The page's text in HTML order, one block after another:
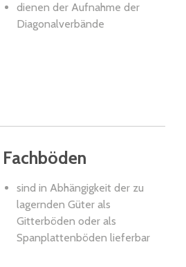
dienen der Aufnahme der
Diagonalverbände
Fachböden
sind in Abhängigkeit der zu
lagernden Güter als
Gitterböden oder als
Spanplattenböden lieferbar